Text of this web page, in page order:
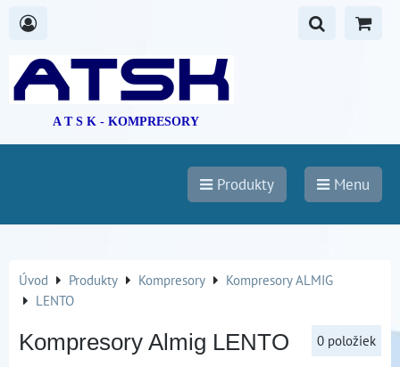
A T S K - KOMPRESORY
Produkty Menu
Úvod Produkty Kompresory
Kompresory ALMIG
LENTO
Kompresory Almig LENTO 0 položiek